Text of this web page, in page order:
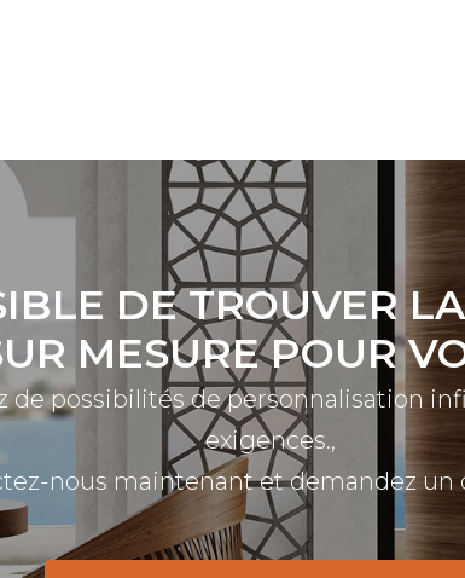
DE TROUVER
MESURE POUR
de possibilités de personnalisation
exigences.,
nous maintenant et demandez un